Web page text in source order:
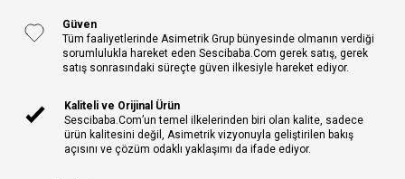
Güven
Tüm faaliyetlerinde Asimetrik Grup bünyesinde olmanın verdiği
sorumlulukla hareket eden Sescibaba.Com gerek satış, gerek
satış sonrasındaki süreçte güven ilkesiyle hareket ediyor.
Kaliteli ve Orijinal Ürün
Sescibaba.Com’un temel ilkelerinden biri olan kalite, sadece
ürün kalitesini değil, Asimetrik vizyonuyla geliştirilen bakış
açısını ve çözüm odaklı yaklaşımı da ifade ediyor.